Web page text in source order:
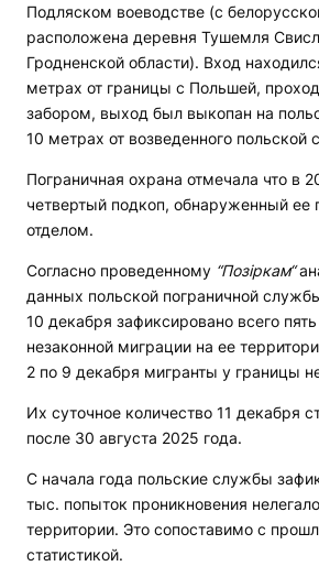
Подляском воеводстве (с
расположена деревня Тушемля
Гродненской области). Вход
метрах от границы с Польшей,
забором, выход был выкопан на
10 метрах от возведенного польской
Пограничная охрана отмечала что в
четвертый подкоп, обнаруженный ее
отделом.
Согласно проведенному “Позіркам“
данных польской пограничной
10 декабря зафиксировано всего
незаконной миграции на ее
2 по 9 декабря мигранты у границы
Их суточное количество 11 декабря
после 30 августа 2025 года.
С начала года польские службы
тыс. попыток проникновения
территории. Это сопоставимо с
статистикой.